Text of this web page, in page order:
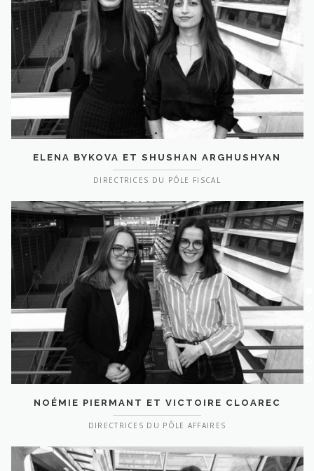
ELENA BYKOVA ET SHUSHAN ARGHUSHYAN
DIRECTRICES DU PÔLE FISCAL
NOÉMIE PIERMANT ET VICTOIRE CLOAREC
DIRECTRICES DU PÔLE AFFAIRES